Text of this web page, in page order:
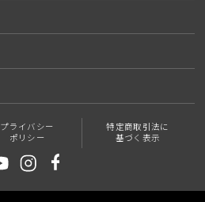
プライバシー
ポリシー
特定商取引法に
基づく表示